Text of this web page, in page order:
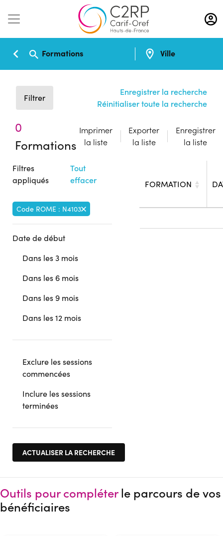
Aller
au
contenu
Formations Ville
Filtrer
Enregistrer la recherche
Réinitialiser toute la recherche
0
Formations
Imprimer
la liste
Exporter
la liste
Enregistrer
la liste
Filtres
appliqués
Tout
effacer
Code ROME : N4103
Date de début
Dans les 3 mois
Dans les 6 mois
Dans les 9 mois
Dans les 12 mois
Exclure les sessions
commencées
Inclure les sessions
terminées
FORMATION
Outils pour compléterle parcours de vos
bénéficiaires